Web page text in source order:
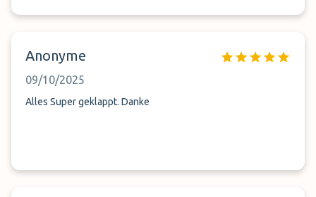
Anonyme
09/10/2025
Alles Super geklappt. Danke